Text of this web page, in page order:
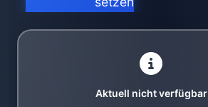
Aktuell nicht verfügbar